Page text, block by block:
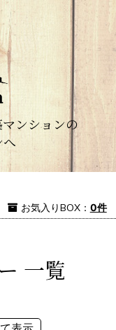
ンションの
お気入りBOX： 0件
一覧